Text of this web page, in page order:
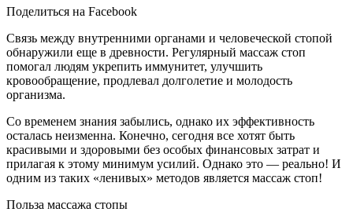
Поделиться на Facebook
Связь между внутренними органами и человеческой стопой
обнаружили еще в древности. Регулярный массаж стоп
помогал людям укрепить иммунитет, улучшить
кровообращение, продлевал долголетие и молодость
организма.
Со временем знания забылись, однако их эффективность
осталась неизменна. Конечно, сегодня все хотят быть
красивыми и здоровыми без особых финансовых затрат и
прилагая к этому минимум усилий. Однако это — реально! И
одним из таких «ленивых» методов является массаж стоп!
Польза массажа стопы